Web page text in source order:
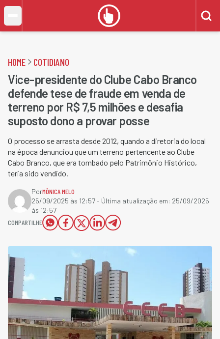
HOME COTIDIANO
Vice-presidente do Clube Cabo Branco
defende tese de fraude em venda de
terreno por R$ 7,5 milhões e desafia
suposto dono a provar posse
O processo se arrasta desde 2012, quando a diretoria do local
na época denunciou que um terreno pertencente ao Clube
Cabo Branco, que era tombado pelo Patrimônio Histórico,
teria sido vendido.
PorMÔNICA MELO
25/09/2025 às 12:57- Última atualização em: 25/09/2025
às 12:57
COMPARTILHE